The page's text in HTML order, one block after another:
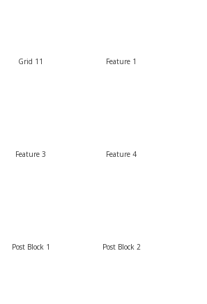
Grid 11 Feature 1
Feature 3 Feature 4
Post Block 1 Post Block 2